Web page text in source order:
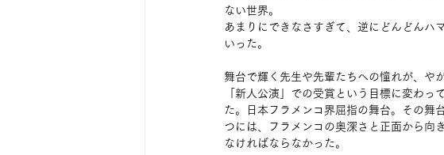
ない世界。
あまりにできなさすぎて、逆にどんどんハ
いった。
舞台で輝く先生や先輩たちへの憧れが、や
「新人公演」での受賞という目標に変わっ
た。日本フラメンコ界屈指の舞台。その舞
つには、フラメンコの奥深さと正面から向
なければならなかった。